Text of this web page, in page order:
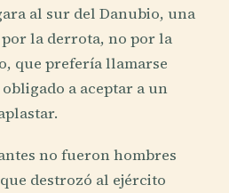
al sur del Danubio, una
la derrota, no por la
que prefería llamarse
a aceptar a un
no fueron hombres
destrozó al ejército